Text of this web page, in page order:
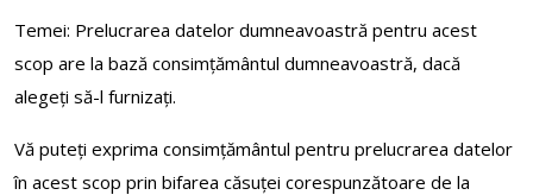
Temei: Prelucrarea datelor dumneavoastră pentru acest
scop are la bază consimțământul dumneavoastră, dacă
alegeți să-l furnizați.
Vă puteți exprima consimțământul pentru prelucrarea datelor
în acest scop prin bifarea căsuței corespunzătoare de la